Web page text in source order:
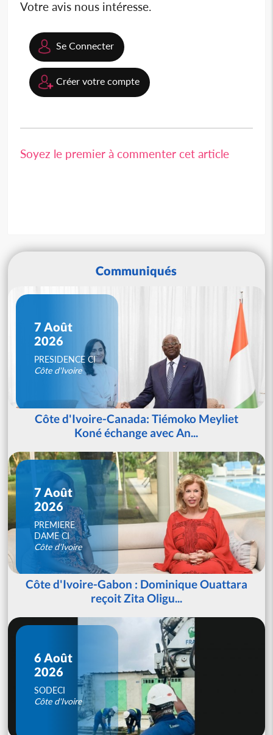
Votre avis nous intéresse.
Se Connecter
Créer votre compte
Soyez le premier à commenter cet article
Communiqués
7 Août
2026
PRESIDENCE CI
Côte d'Ivoire
Côte d'Ivoire-Canada: Tiémoko Meyliet
Koné échange avec An...
7 Août
2026
PREMIERE
DAME CI
Côte d'Ivoire
Côte d'Ivoire-Gabon : Dominique Ouattara
reçoit Zita Oligu...
6 Août
2026
SODECI
Côte d'Ivoire